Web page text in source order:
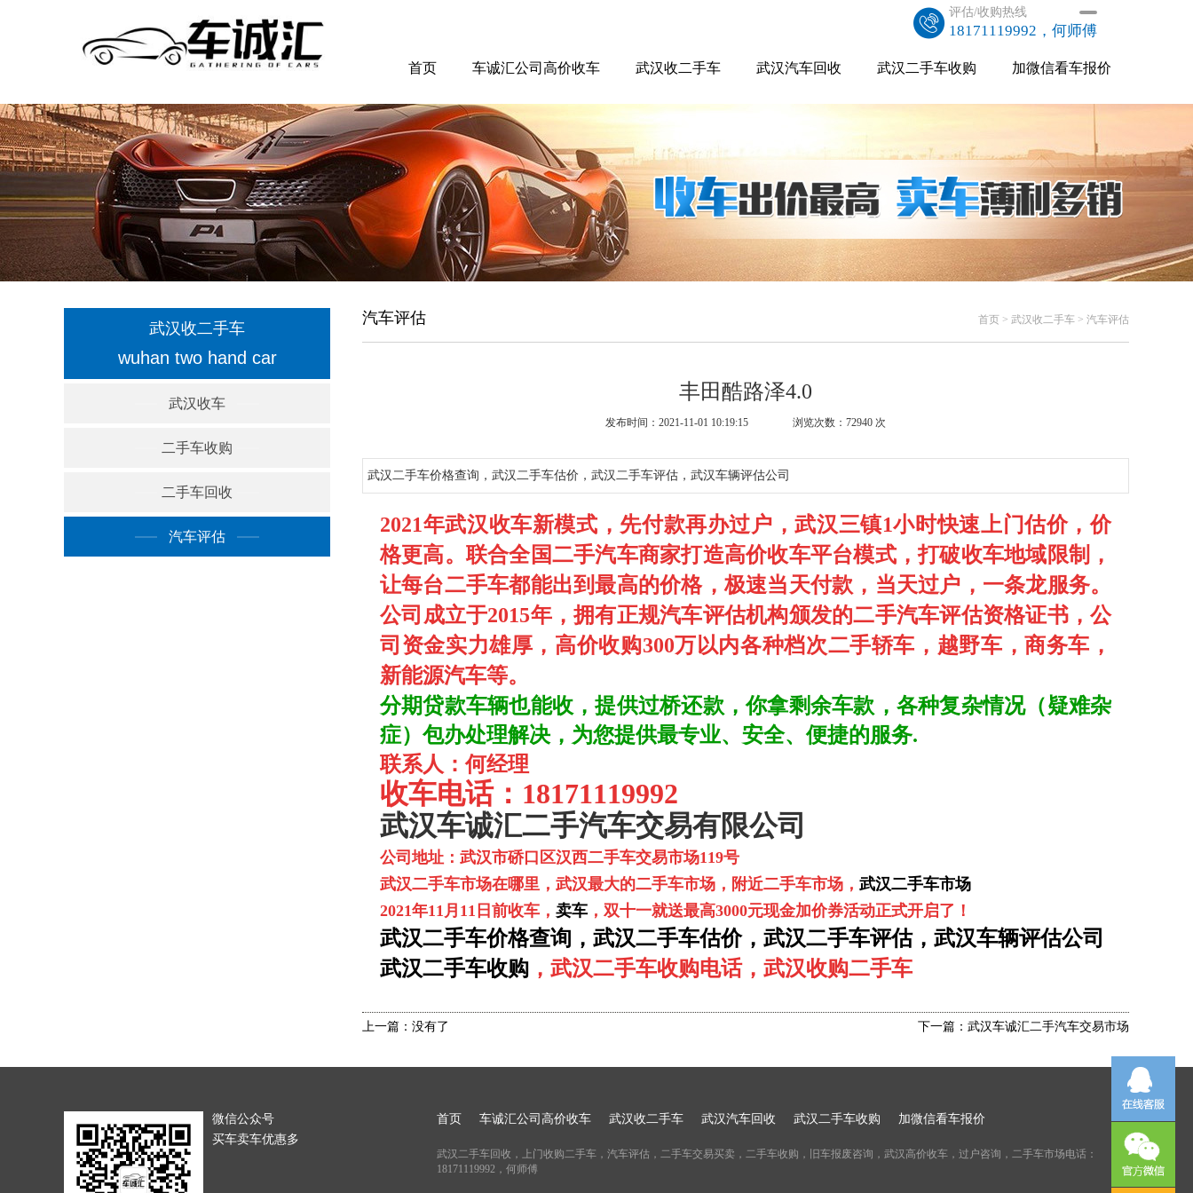
评估/收购热线
18171119992，何师傅
首页 车诚汇公司高价收车 武汉收二手车 武汉汽车回收 武汉二手车收购 加微信看车报价
武汉收二手车
wuhan two hand car
武汉收车
二手车收购
二手车回收
汽车评估
汽车评估 首页 > 武汉收二手车 > 汽车评估
丰田酷路泽4.0
发布时间：2021-11-01 10:19:15 浏览次数：72940 次
武汉二手车价格查询，武汉二手车估价，武汉二手车评估，武汉车辆评估公司
2021年武汉收车新模式， 先付款再办过户，武汉三镇1小时快速上门估价，价
格更高。联合全国二手汽车商家打造高价收车平台模式，打破收车地域限制，
让每台二手车都能出到最高的价格，极速当天付款，当天过户，一条龙服务。
公司成立于2015年，拥有正规汽车评估机构颁发的二手汽车评估资格证书，公
司资金实力雄厚，高价收购300万以内各种档次二手轿车，越野车，商务车，
新能源汽车等。
分期贷款车辆也能收，提供过桥还款，你拿剩余车款，各种复杂情况（疑难杂
症）包办处理解决，为您提供最专业、安全、便捷的服务.
联系人：何经理
收车电话： 18171119992
武汉车诚汇二手汽车交易有限公司
公司地址：武汉市硚口区汉西二手车交易市场119号
武汉二手车市场在哪里，武汉最大的二手车市场，附近二手车市场 ， 武汉二手车市场
2021年11月11日前收车， 卖车 ，双十一就送最高3000元现金加价券活动正式开启了！
武汉二手车价格查询，武汉二手车估价，武汉二手车评估，武汉车辆评估公司
武汉二手车收购 ，武汉二手车收购电话，武汉收购二手车
下一篇：武汉车诚汇二手汽车交易市场
上一篇：没有了
微信公众号
买车卖车优惠多
首页 车诚汇公司高价收车 武汉收二手车 武汉汽车回收 武汉二手车收购 加微信看车报价
武汉二手车回收，上门收购二手车，汽车评估，二手车交易买卖，二手车收购，旧车报废咨询，武汉高价收车，过户咨询，二手车市场电话：
18171119992，何师傅